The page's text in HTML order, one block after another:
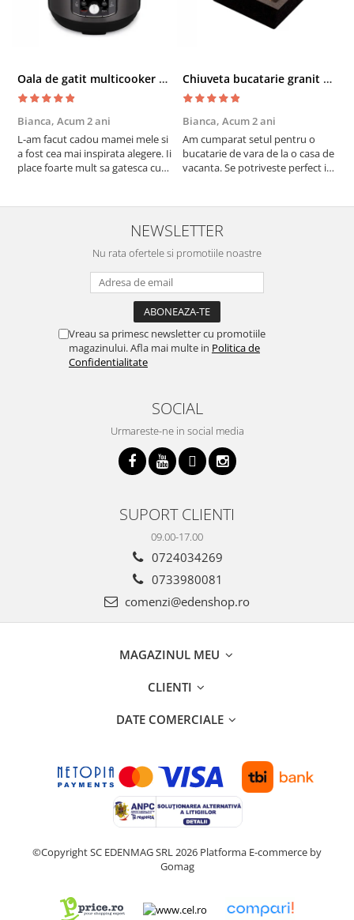
Oala de gatit multicooker 11 functii Instant Pot Pro Crisp 8 + Air Fryer 7.6 lt
Bianca, Acum 2 ani
L-am facut cadou mamei mele si
a fost cea mai inspirata alegere. Ii
place foarte mult sa gatesca cu
cratita...ma gandesc serios sa imi
cumpar si eu! Recomand mult !
Chiuveta bucatarie granit cu finisaj negru perlat/cupru Steingran Art Copper cu dozator si baterie Quadron
Bianca, Acum 2 ani
Am cumparat setul pentru o
bucatarie de vara de la o casa de
vacanta. Se potriveste perfect in
buna, recomand cu drag !
NEWSLETTER
Nu rata ofertele si promotiile noastre
Vreau sa primesc newsletter cu promotiile
magazinului. Afla mai multe in Politica de
Confidentialitate
SOCIAL
Urmareste-ne in social media
SUPORT CLIENTI
09.00-17.00
0724034269
0733980081
comenzi@edenshop.ro
MAGAZINUL MEU
CLIENTI
DATE COMERCIALE
©Copyright SC EDENMAG SRL 2026 Platforma E-commerce by
Gomag